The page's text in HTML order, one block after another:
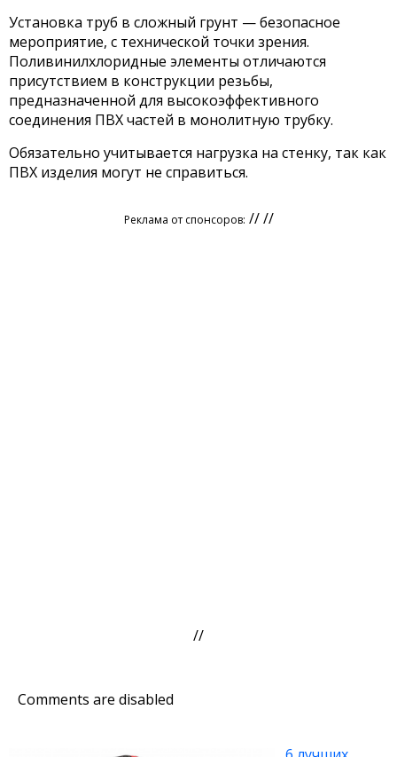
Установка труб в сложный грунт — безопасное
мероприятие, с технической точки зрения.
Поливинилхлоридные элементы отличаются
присутствием в конструкции резьбы,
предназначенной для высокоэффективного
соединения ПВХ частей в монолитную трубку.
Обязательно учитывается нагрузка на стенку, так как
ПВХ изделия могут не справиться.
Реклама от спонсоров: // //
//
Comments are disabled